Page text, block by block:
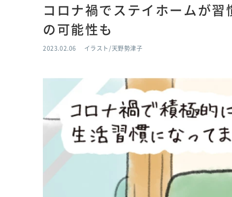
コロナ禍でステイホームが
の可能性も
2023.02.06 イラスト/天野勢津子